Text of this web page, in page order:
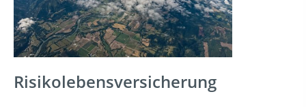
Risikolebensversicherung